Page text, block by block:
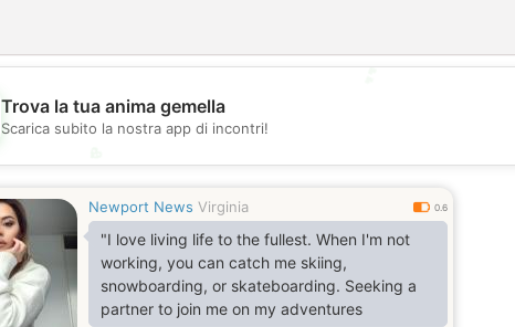
💕
Trova la tua anima gemella
Scarica subito la nostra app di incontri!
Newport News Virginia 0.6
"I love living life to the fullest. When I'm not
working, you can catch me skiing,
snowboarding, or skateboarding. Seeking a
partner to join me on my adventures